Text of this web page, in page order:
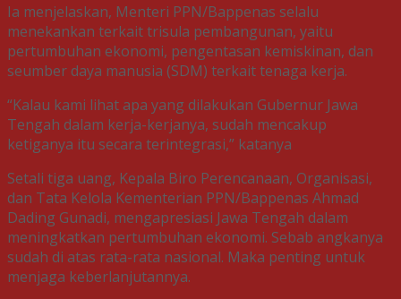
Ia menjelaskan, Menteri PPN/Bappenas selalu
menekankan terkait trisula pembangunan, yaitu
pertumbuhan ekonomi, pengentasan kemiskinan, dan
seumber daya manusia (SDM) terkait tenaga kerja.
“Kalau kami lihat apa yang dilakukan Gubernur Jawa
Tengah dalam kerja-kerjanya, sudah mencakup
ketiganya itu secara terintegrasi,” katanya
Setali tiga uang, Kepala Biro Perencanaan, Organisasi,
dan Tata Kelola Kementerian PPN/Bappenas Ahmad
Dading Gunadi, mengapresiasi Jawa Tengah dalam
meningkatkan pertumbuhan ekonomi. Sebab angkanya
sudah di atas rata-rata nasional. Maka penting untuk
menjaga keberlanjutannya.